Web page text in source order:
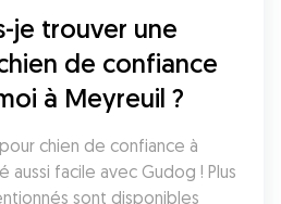
je trouver une
de confiance
à Meyreuil ?
chien de confiance à
aussi facile avec Gudog ! Plus
sont disponibles